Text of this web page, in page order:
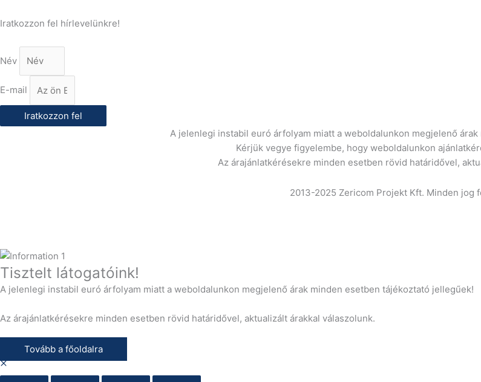
Iratkozzon fel hírlevelünkre!
Név
E-mail
Iratkozzon fel
A jelenlegi instabil euró árfolyam miatt a weboldalunkon megjelenő
Kérjük vegye figyelembe, hogy weboldalunkon
Az árajánlatkérésekre minden esetben rövid határidővel,
2013-2025 Zericom Projekt Kft. Minden jog
Tisztelt látogatóink!
A jelenlegi instabil euró árfolyam miatt a weboldalunkon megjelenő árak minden esetben tájékoztató jellegűek!
Az árajánlatkérésekre minden esetben rövid határidővel, aktualizált árakkal válaszolunk.
Tovább a főoldalra